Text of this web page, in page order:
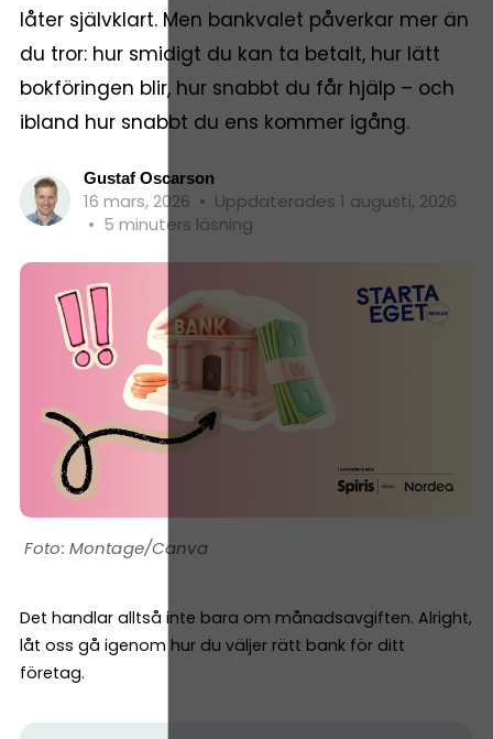
låter självklart. Men bankvalet påverkar mer än
du tror: hur smidigt du kan ta betalt, hur lätt
bokföringen blir, hur snabbt du får hjälp – och
ibland hur snabbt du ens kommer igång.
Gustaf Oscarson
16 mars, 2026 • Uppdaterades 1 augusti, 2026
• 5 minuters läsning
Montage/Canva
Det handlar alltså inte bara om månadsavgiften. Alright,
låt oss gå igenom hur du väljer rätt bank för ditt
företag.